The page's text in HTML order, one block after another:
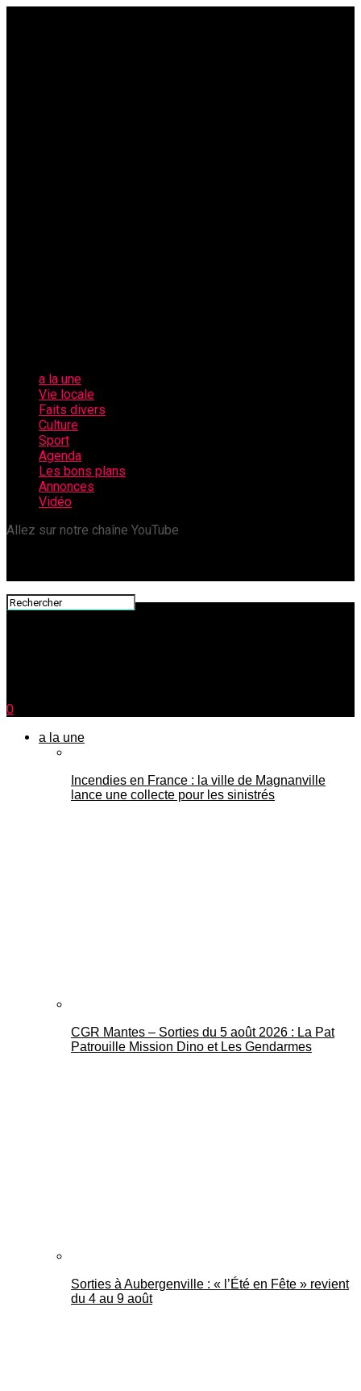
a la une
Vie locale
Faits divers
Culture
Sport
Agenda
Les bons plans
Annonces
Vidéo
Allez sur notre chaîne YouTube
0
a la une
Incendies en France : la ville de Magnanville
lance une collecte pour les sinistrés
CGR Mantes – Sorties du 5 août 2026 : La Pat
Patrouille Mission Dino et Les Gendarmes
Sorties à Aubergenville : « l’Été en Fête » revient
du 4 au 9 août